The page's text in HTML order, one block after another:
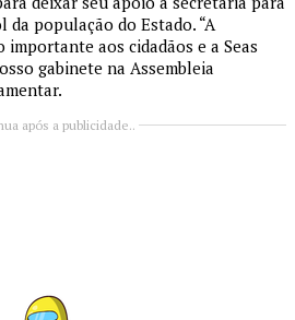
da população do Estado. “A
aos cidadãos e a Seas
gabinete na Assembleia
após a publicidade..